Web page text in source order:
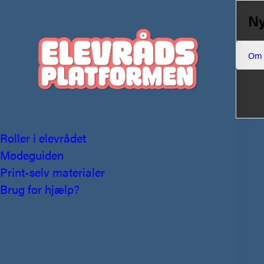
Roller i elevrådet
Mødeguiden
Print-selv materialer
Brug for hjælp?
Om